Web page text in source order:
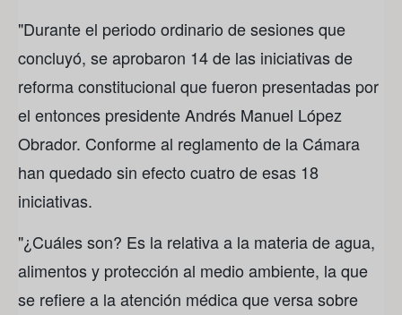
"Durante el periodo ordinario de sesiones que
concluyó, se aprobaron 14 de las iniciativas de
reforma constitucional que fueron presentadas por
el entonces presidente Andrés Manuel López
Obrador. Conforme al reglamento de la Cámara
han quedado sin efecto cuatro de esas 18
iniciativas.
"¿Cuáles son? Es la relativa a la materia de agua,
alimentos y protección al medio ambiente, la que
se refiere a la atención médica que versa sobre